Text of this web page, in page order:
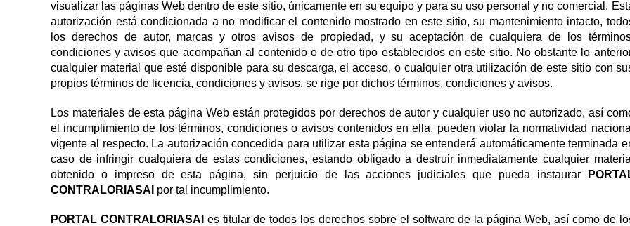
visualizar las páginas Web dentro de este sitio, únicamente en su equipo y para su uso personal y no comercial.
autorización está condicionada a no modificar el contenido mostrado en este sitio, su mantenimiento intacto,
los derechos de autor, marcas y otros avisos de propiedad, y su aceptación de cualquiera de los
condiciones y avisos que acompañan al contenido o de otro tipo establecidos en este sitio. No obstante lo
cualquier material que esté disponible para su descarga, el acceso, o cualquier otra utilización de este sitio con
propios términos de licencia, condiciones y avisos, se rige por dichos términos, condiciones y avisos.
Los materiales de esta página Web están protegidos por derechos de autor y cualquier uso no autorizado, así
el incumplimiento de los términos, condiciones o avisos contenidos en ella, pueden violar la normatividad nacional
vigente al respecto. La autorización concedida para utilizar esta página se entenderá automáticamente terminada
caso de infringir cualquiera de estas condiciones, estando obligado a destruir inmediatamente cualquier material
obtenido o impreso de esta página, sin perjuicio de las acciones judiciales que pueda instaurar
CONTRALORIASAI por tal incumplimiento.
PORTAL CONTRALORIASAI es titular de todos los derechos sobre el software de la página Web, así como de